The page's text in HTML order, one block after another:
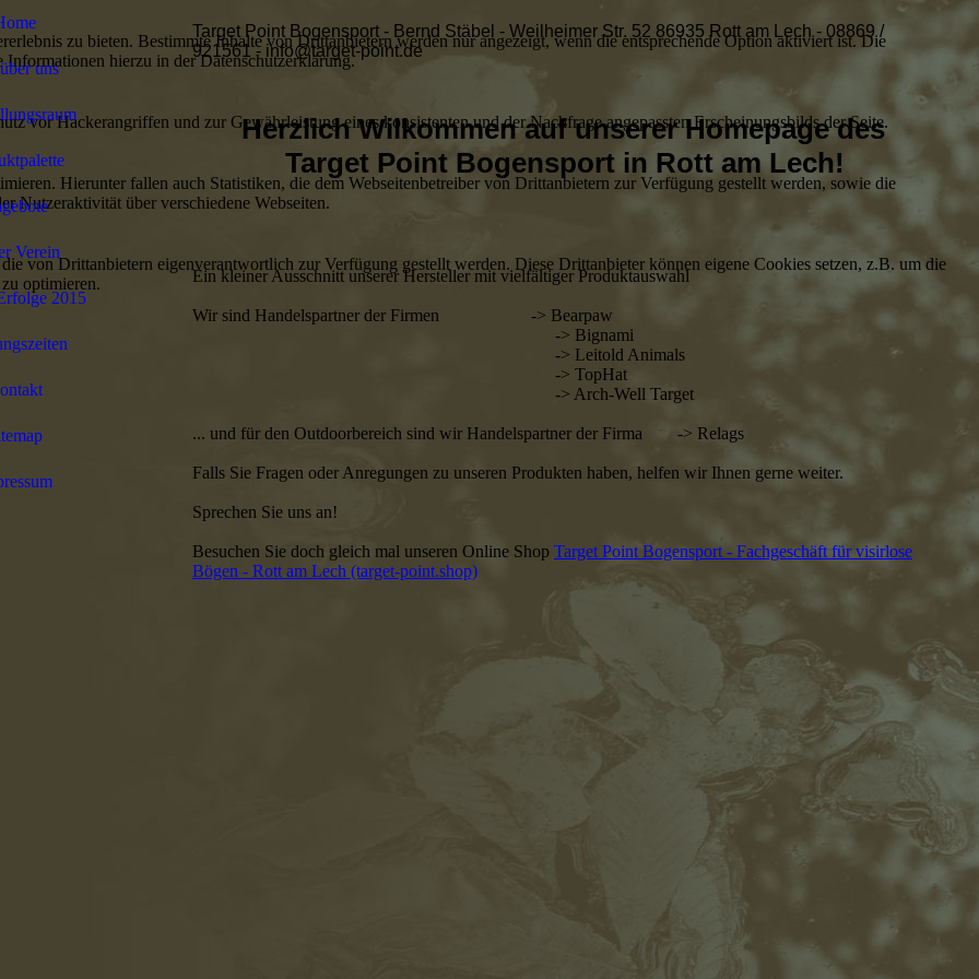
uns
Verein
2015
Target Point Bogensport - Bernd Stäbel - Weilheimer Str. 52 86935 Rott am Lech - 08869 /
921561 - info@target-point.de
Herzlich Wilkommen auf unserer Homepage des
Target Point Bogensport in Rott am Lech!
Ein kleiner Ausschnitt unserer Hersteller mit vielfältiger Produktauswahl
Wir sind Handelspartner der Firmen -> Bearpaw
-> Bignami
-> Leitold Animals
-> TopHat
-> Arch-Well Target
... und für den Outdoorbereich sind wir Handelspartner der Firma -> Relags
Falls Sie Fragen oder Anregungen zu unseren Produkten haben, helfen wir Ihnen gerne weiter.
Sprechen Sie uns an!
Besuchen Sie doch gleich mal unseren Online Shop Target Point Bogensport - Fachgeschäft für visirlose
Bögen - Rott am Lech (target-point.shop)
zu bieten. Bestimmte Inhalte von Drittanbietern werden nur angezeigt, wenn die entsprechende Option aktiviert ist. Die
hierzu in der Datenschutzerklärung.
vor Hackerangriffen und zur Gewährleistung eines konsistenten und der Nachfrage angepassten Erscheinungsbilds der Seite.
Hierunter fallen auch Statistiken, die dem Webseitenbetreiber von Drittanbietern zur Verfügung gestellt werden, sowie die
Nutzeraktivität über verschiedene Webseiten.
von Drittanbietern eigenverantwortlich zur Verfügung gestellt werden. Diese Drittanbieter können eigene Cookies setzen, z.B. um die
optimieren.